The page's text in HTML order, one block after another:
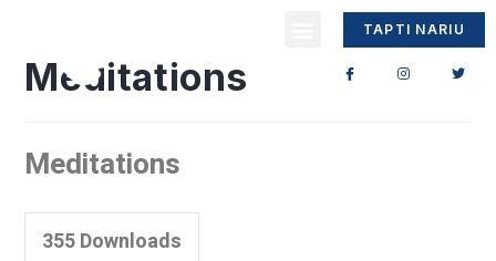
TAPTI NARIU
Meditations
Meditations
355Downloads